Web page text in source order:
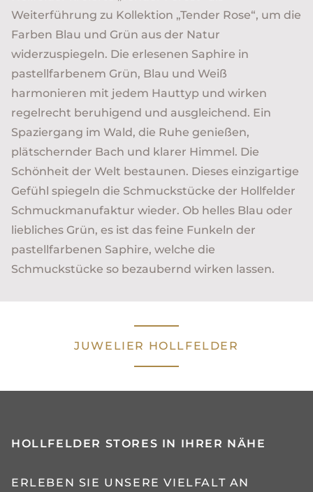
Weiterführung zu Kollektion „Tender Rose“, um die
Farben Blau und Grün aus der Natur
widerzuspiegeln. Die erlesenen Saphire in
pastellfarbenem Grün, Blau und Weiß
harmonieren mit jedem Hauttyp und wirken
regelrecht beruhigend und ausgleichend. Ein
Spaziergang im Wald, die Ruhe genießen,
plätschernder Bach und klarer Himmel. Die
Schönheit der Welt bestaunen. Dieses einzigartige
Gefühl spiegeln die Schmuckstücke der Hollfelder
Schmuckmanufaktur wieder. Ob helles Blau oder
liebliches Grün, es ist das feine Funkeln der
pastellfarbenen Saphire, welche die
Schmuckstücke so bezaubernd wirken lassen.
JUWELIER HOLLFELDER
HOLLFELDER STORES IN IHRER NÄHE
ERLEBEN SIE UNSERE VIELFALT AN